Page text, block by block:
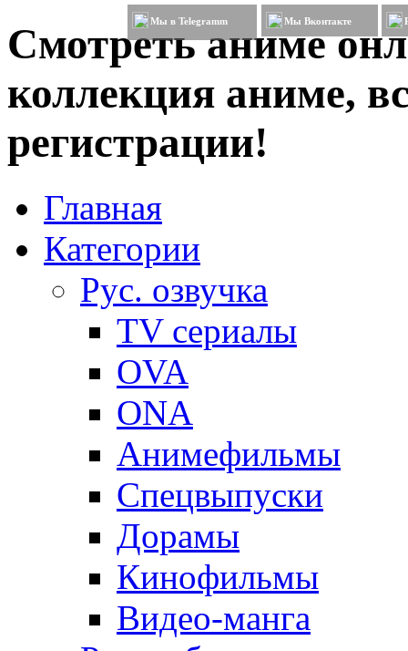
Смотреть аниме
коллекция аниме,
регистрации!
Мы в Telegramm Мы Вконтакте
Главная
Категории
Рус. озвучка
TV сериалы
OVA
ONA
Анимефильмы
Спецвыпуски
Дорамы
Кинофильмы
Видео-манга